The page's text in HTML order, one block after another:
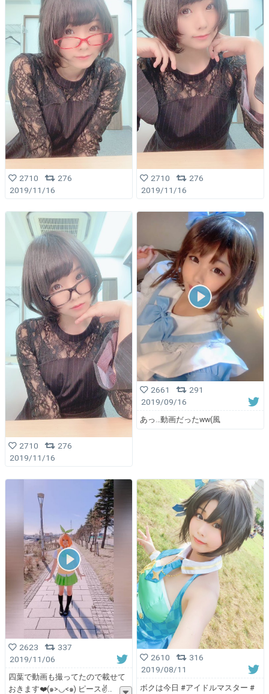
2710
276
2019/11/16
2710
276
2019/11/16
2710
276
2019/11/16
2661
291
2019/09/16
あっ…動画だったww(風
2623
337
2019/11/06
四葉で動画も撮ってたので載せて
おきます❤️(๑>◡<๑) ピース✌
2610
316
2019/08/11
ボクは今日 #アイドルマスター #